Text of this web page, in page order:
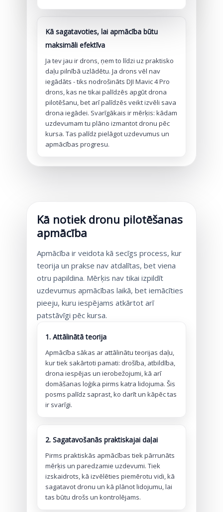
Kā sagatavoties, lai apmācība būtu
maksimāli efektīva
Ja tev jau ir drons, ņem to līdzi uz praktisko
daļu pilnībā uzlādētu. Ja drons vēl nav
iegādāts - tiks nodrošināts DJI Mavic 4 Pro
drons, kas ne tikai palīdzēs apgūt drona
pilotēšanu, bet arī palīdzēs veikt izvēli sava
drona iegādei. Svarīgākais ir mērķis: kādam
uzdevumam tu plāno izmantot dronu pēc
kursa. Tas palīdz pielāgot uzdevumus un
apmācības progresu.
Kā notiek dronu pilotēšanas
apmācība
Apmācība ir veidota kā secīgs process, kur
teorija un prakse nav atdalītas, bet viena
otru papildina. Mērķis nav tikai izpildīt
uzdevumus apmācības laikā, bet iemācīties
pieeju, kuru iespējams atkārtot arī
patstāvīgi pēc kursa.
1. Attālinātā teorija
Apmācība sākas ar attālinātu teorijas daļu,
kur tiek sakārtoti pamati: drošība, atbildība,
drona iespējas un ierobežojumi, kā arī
domāšanas loģika pirms katra lidojuma. Šis
posms palīdz saprast, ko darīt un kāpēc tas
ir svarīgi.
2. Sagatavošanās praktiskajai daļai
Pirms praktiskās apmācības tiek pārrunāts
mērķis un paredzamie uzdevumi. Tiek
izskaidrots, kā izvēlēties piemērotu vidi, kā
sagatavot dronu un kā plānot lidojumu, lai
tas būtu drošs un kontrolējams.